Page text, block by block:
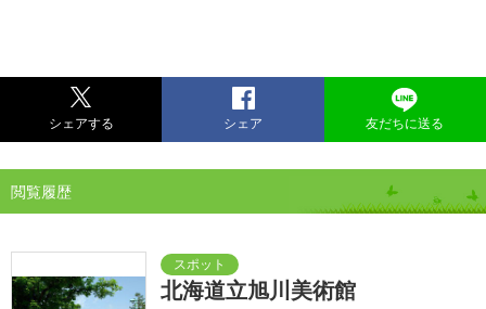
シェアする シェア 友だちに送る
閲覧履歴
北海道立旭川美術館